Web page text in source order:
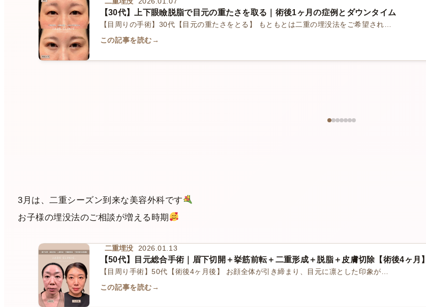
【30代】上下眼瞼脱脂で目元の重たさを取る｜術後1ヶ月の症例とダウンタイム
【目周りの手術】30代【目元の重たさをとる】 もともとは二重の埋没法をご希望され…
この記事を読む→
3月は、二重シーズン到来な美容外科です
お子様の埋没法のご相談が増える時期
二重埋没 2026.01.13
【50代】目元総合手術｜眉下切開＋挙筋前転＋二重形成＋脱脂＋皮膚切除【術後4ヶ月】
【目周り手術】50代【術後4ヶ月後】 お顔全体が引き締まり、目元に凛とした印象が…
この記事を読む→